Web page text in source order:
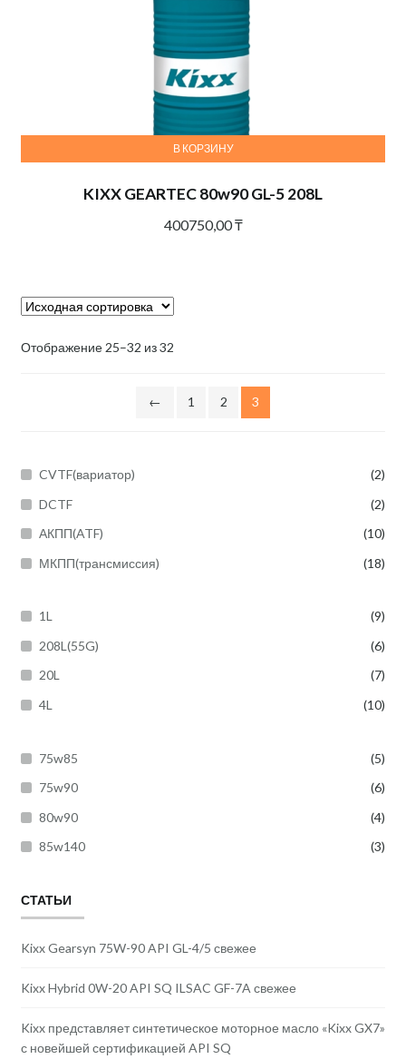
KIXX GEARTEC 80w90 GL-5 208L
400750,00₸
В КОРЗИНУ
Отображение 25–32 из 32
← 1 2 3
CVTF(вариатор)
(2)
DCTF
(2)
АКПП(ATF)
(10)
МКПП(трансмиссия)
(18)
1L
(9)
208L(55G)
(6)
20L
(7)
4L
(10)
75w85
(5)
75w90
(6)
80w90
(4)
85w140
(3)
СТАТЬИ
Kixx Gearsyn 75W-90 API GL-4/5 свежее
Kixx Hybrid 0W-20 API SQ ILSAC GF-7A свежее
Kixx представляет синтетическое моторное масло «Kixx GX7»
с новейшей сертификацией API SQ